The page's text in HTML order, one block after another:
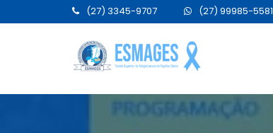
(27) 3345-9707 (27) 99985-5581